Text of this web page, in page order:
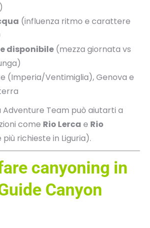
(influenza ritmo e carattere
disponibile (mezza giornata vs
(Imperia/Ventimiglia), Genova e
Adventure Team può aiutarti a
come Rio Lerca e Rio
richieste in Liguria).
canyoning in
Canyon